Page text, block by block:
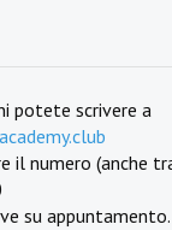
potete scrivere a
il numero (anche
su appuntamento.